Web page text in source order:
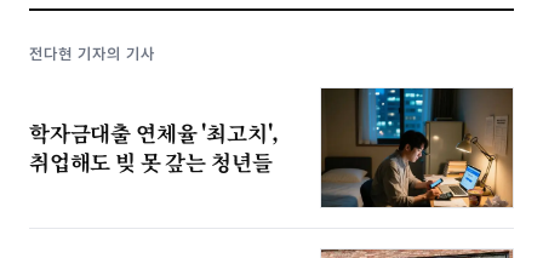
전다현 기자의 기사
학자금대출 연체율 '최고치',
취업해도 빚 못 갚는 청년들